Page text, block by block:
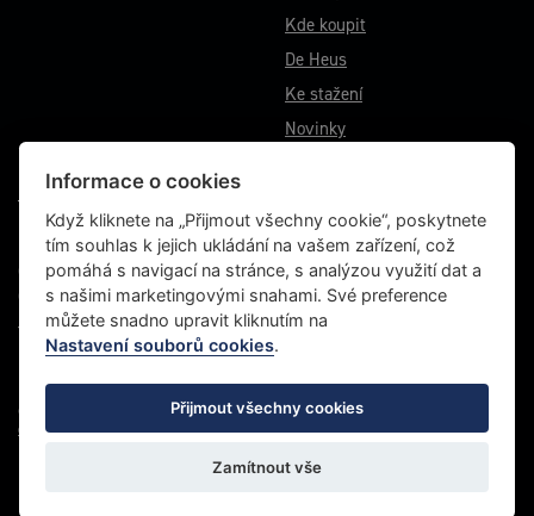
Kde koupit
De Heus
Ke stažení
Novinky
VÝROBNÍ ZÁVOD BĚSTOVICE
Běstovice 115
Choceň 565 01
Česká republika
Tel.: +420 467 070 764
Fax: +420 465 472 611
© 2022 Energys, všechna práva vyhrazena |Grafické studio VLADO
osobních údajů
Informace o cookies
Když kliknete na „Přijmout všechny cookie“, poskytnete
tím souhlas k jejich ukládání na vašem zařízení, což
pomáhá s navigací na stránce, s analýzou využití dat a
s našimi marketingovými snahami. Své preference
můžete snadno upravit kliknutím na
Nastavení souborů cookies.
Přijmout všechny cookies
Zamítnout vše